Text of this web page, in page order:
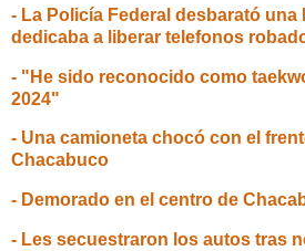
- La Policía Federal desbarató una
dedicaba a liberar telefonos
- "He sido reconocido como
2024"
- Una camioneta chocó con el
Chacabuco
- Demorado en el centro de
- Les secuestraron los autos tras